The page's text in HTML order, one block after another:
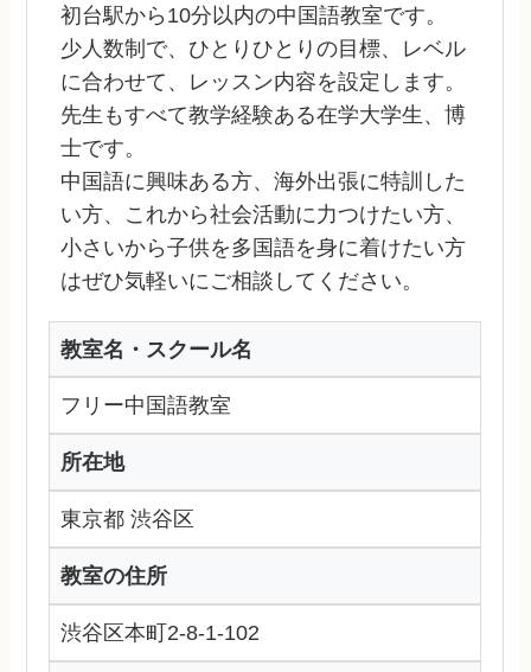
初台駅から10分以内の中国語教室です。
少人数制で、ひとりひとりの目標、レベル
に合わせて、レッスン内容を設定します。
先生もすべて教学経験ある在学大学生、博
士です。
中国語に興味ある方、海外出張に特訓した
い方、これから社会活動に力つけたい方、
小さいから子供を多国語を身に着けたい方
はぜひ気軽いにご相談してください。
教室名・スクール名
フリー中国語教室
所在地
東京都 渋谷区
教室の住所
渋谷区本町2-8-1-102